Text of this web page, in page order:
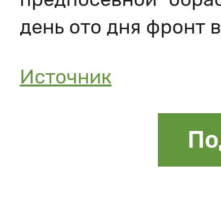
день ото дня фронт
Источник